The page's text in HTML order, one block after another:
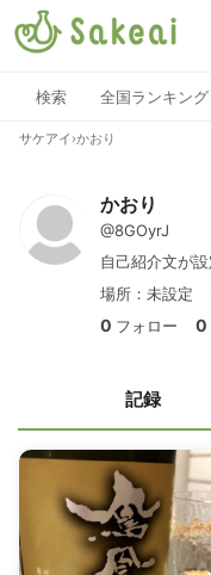
検索 全国ランキング
サケアイ ›かおり
かおり
@8GOyrJ
自己紹介文が
場所：未設定
0 フォロー 0
記録